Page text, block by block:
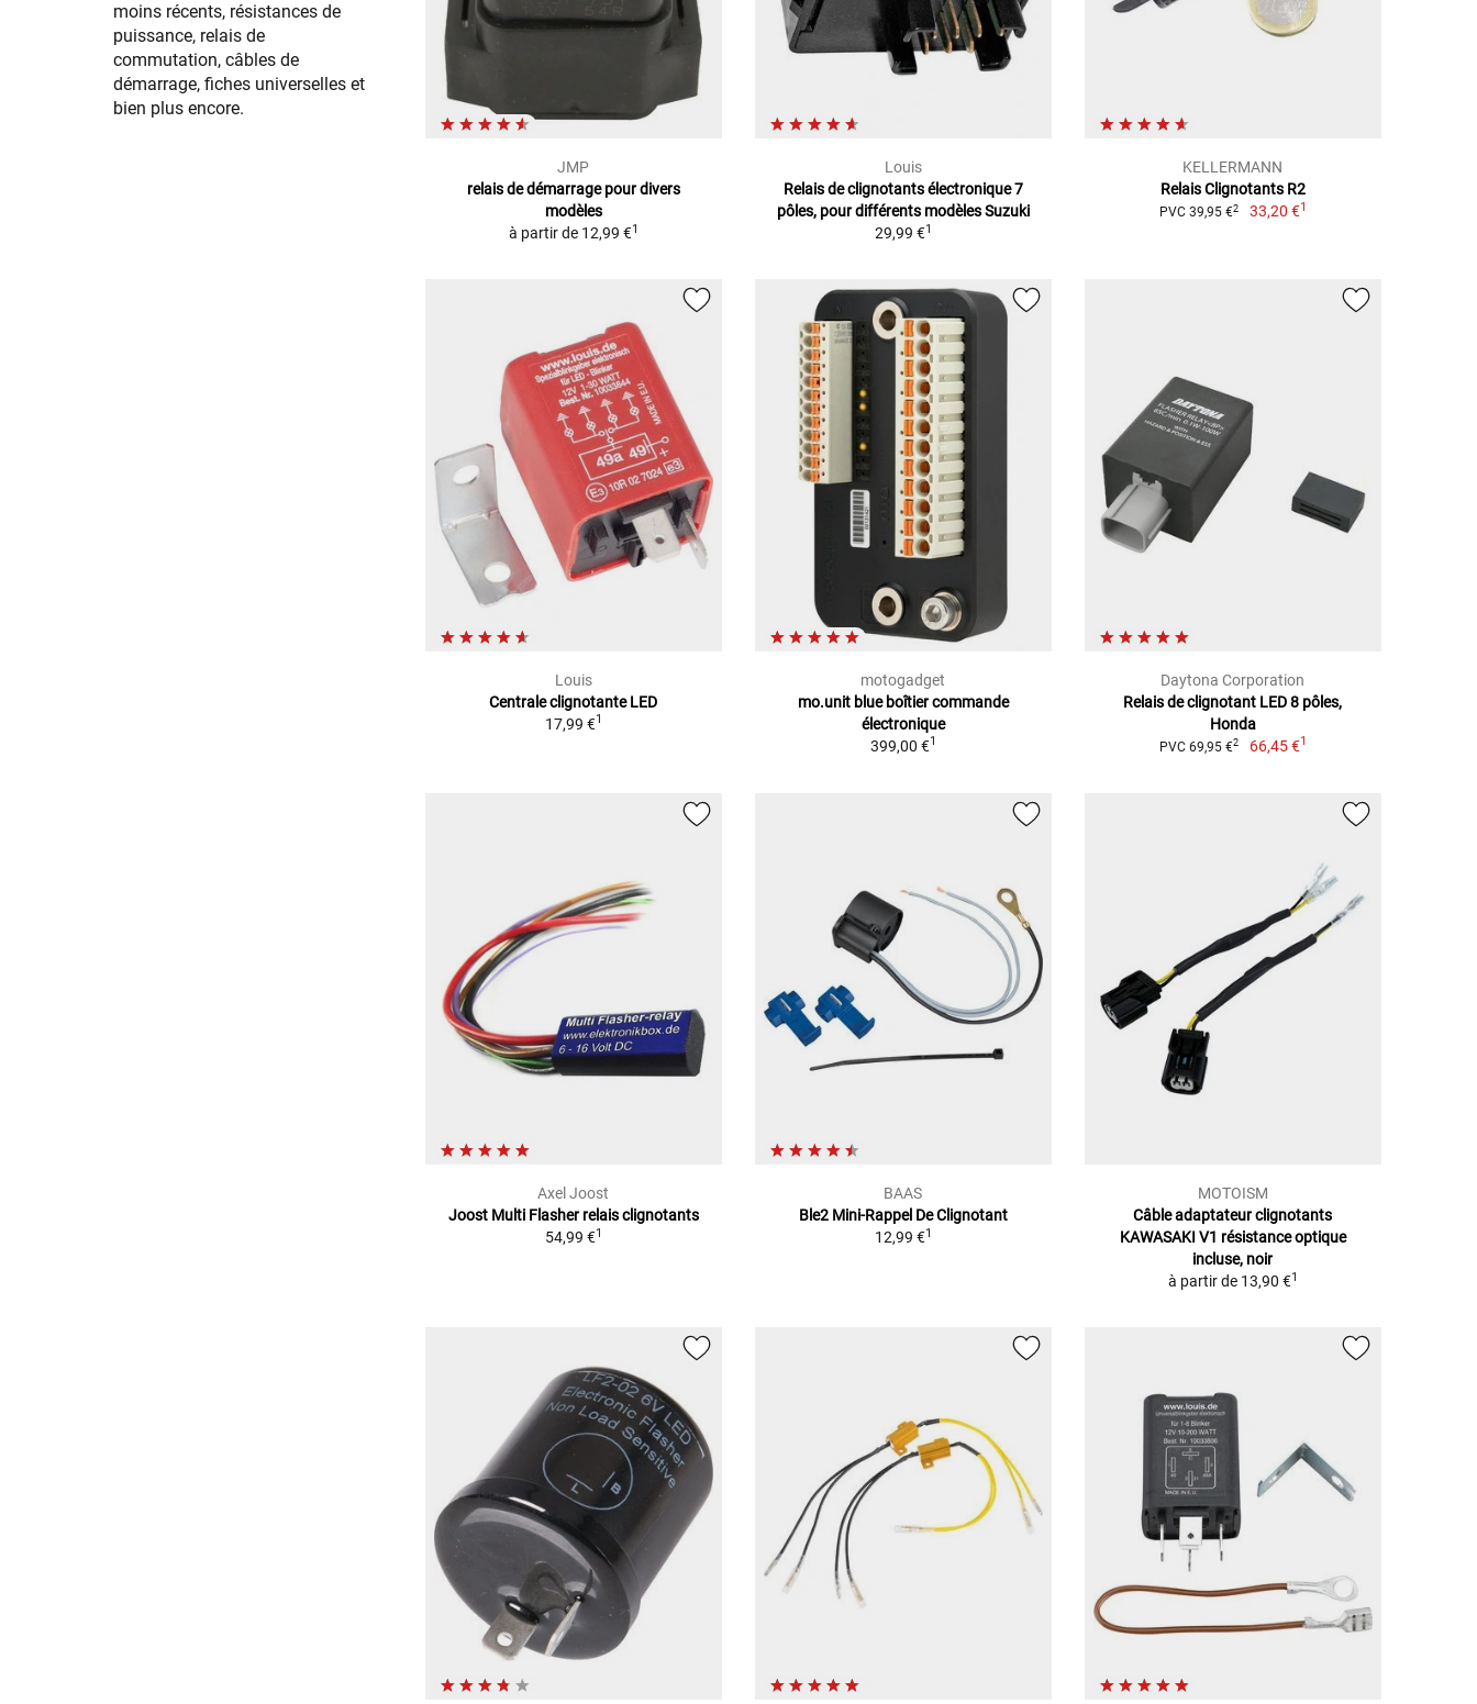
moins récents, résistances de
puissance, relais de
commutation, câbles de
démarrage, fiches universelles et
bien plus encore.
JMP
relais de démarrage pour divers
modèles
à partir de 12,99 €1
Louis
Relais de clignotants électronique 7
pôles, pour différents modèles Suzuki
29,99 €1
KELLERMANN
Relais Clignotants R2
PVC 39,95 €2 33,20 €1
Louis
Centrale clignotante LED
17,99 €1
motogadget
mo.unit blue boîtier commande
électronique
399,00 €1
Daytona Corporation
Relais de clignotant LED 8 pôles,
Honda
PVC 69,95 €2 66,45 €1
Axel Joost
Joost Multi Flasher relais clignotants
54,99 €1
BAAS
Ble2 Mini-Rappel De Clignotant
12,99 €1
MOTOISM
Câble adaptateur clignotants
KAWASAKI V1 résistance optique
incluse, noir
à partir de 13,90 €1